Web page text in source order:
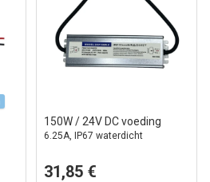
150W / 24V DC voeding
6.25A, IP67 waterdicht
31,85 €